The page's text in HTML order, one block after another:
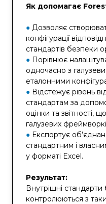
Як допомагає
● Дозволяє
конфігурації
стандартів безпеки
● Порівнює
одночасно з
еталонними
● Відстежує рівень
стандартам за
оцінки та звітності,
галузевих
● Експортує
стандартним і
у форматі Excel.
Результат:
Внутрішні стандарти
контролюються з